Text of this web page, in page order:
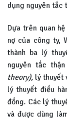
dụng nguyên tắc
Dựa trên quan
nợ của công ty,
thành ba lý
nguyên tắc
theory), lý thuyết
lý thuyết điều
đồng. Các lý
và được dùng